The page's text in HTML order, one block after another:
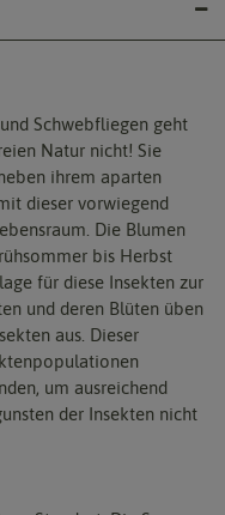
Schwebfliegen geht
Natur nicht! Sie
ihrem aparten
dieser vorwiegend
Die Blumen
bis Herbst
für diese Insekten zur
und deren Blüten üben
aus. Dieser
um ausreichend
der Insekten nicht